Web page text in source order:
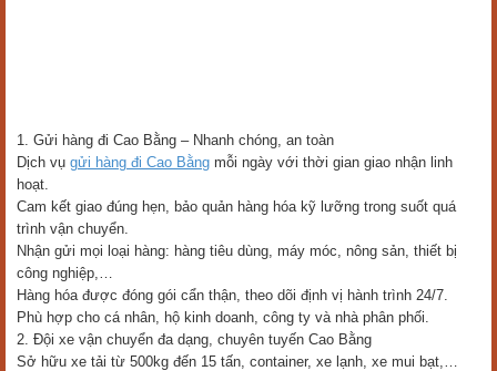
1. Gửi hàng đi Cao Bằng – Nhanh chóng, an toàn
Dịch vụ gửi hàng đi Cao Bằng mỗi ngày với thời gian giao nhận linh
hoạt.
Cam kết giao đúng hẹn, bảo quản hàng hóa kỹ lưỡng trong suốt quá
trình vận chuyển.
Nhận gửi mọi loại hàng: hàng tiêu dùng, máy móc, nông sản, thiết bị
công nghiệp,…
Hàng hóa được đóng gói cẩn thận, theo dõi định vị hành trình 24/7.
Phù hợp cho cá nhân, hộ kinh doanh, công ty và nhà phân phối.
2. Đội xe vận chuyển đa dạng, chuyên tuyến Cao Bằng
Sở hữu xe tải từ 500kg đến 15 tấn, container, xe lạnh, xe mui bạt,…